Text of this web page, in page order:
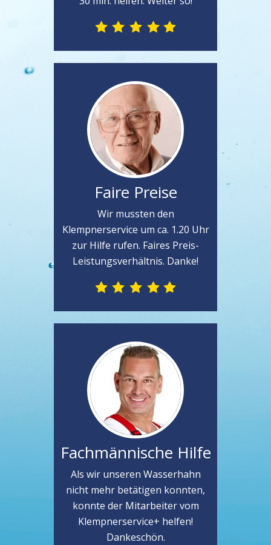
Faire Preise
Wir mussten den
Klempnerservice um ca. 1.20 Uhr
zur Hilfe rufen. Faires Preis-
Leistungsverhältnis. Danke!
Fachmännische Hilfe
Als wir unseren Wasserhahn
nicht mehr betätigen konnten,
konnte der Mitarbeiter vom
Klempnerservice+ helfen!
Dankeschön.